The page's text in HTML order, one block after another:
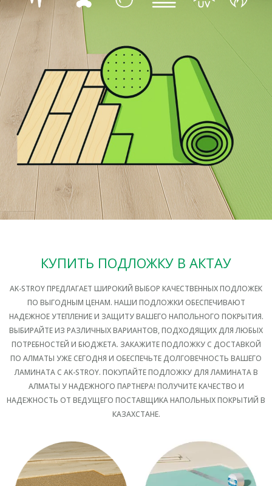
КУПИТЬ ПОДЛОЖКУ В АКТАУ
AK-STROY ПРЕДЛАГАЕТ ШИРОКИЙ ВЫБОР КАЧЕСТВЕННЫХ ПОДЛОЖЕК
ПО ВЫГОДНЫМ ЦЕНАМ. НАШИ ПОДЛОЖКИ ОБЕСПЕЧИВАЮТ
НАДЕЖНОЕ УТЕПЛЕНИЕ И ЗАЩИТУ ВАШЕГО НАПОЛЬНОГО ПОКРЫТИЯ.
ВЫБИРАЙТЕ ИЗ РАЗЛИЧНЫХ ВАРИАНТОВ, ПОДХОДЯЩИХ ДЛЯ ЛЮБЫХ
ПОТРЕБНОСТЕЙ И БЮДЖЕТА. ЗАКАЖИТЕ ПОДЛОЖКУ С ДОСТАВКОЙ
ПО АЛМАТЫ УЖЕ СЕГОДНЯ И ОБЕСПЕЧЬТЕ ДОЛГОВЕЧНОСТЬ ВАШЕГО
ЛАМИНАТА С AK-STROY. ПОКУПАЙТЕ ПОДЛОЖКУ ДЛЯ ЛАМИНАТА В
АЛМАТЫ У НАДЕЖНОГО ПАРТНЕРА! ПОЛУЧИТЕ КАЧЕСТВО И
НАДЕЖНОСТЬ ОТ ВЕДУЩЕГО ПОСТАВЩИКА НАПОЛЬНЫХ ПОКРЫТИЙ В
КАЗАХСТАНЕ.